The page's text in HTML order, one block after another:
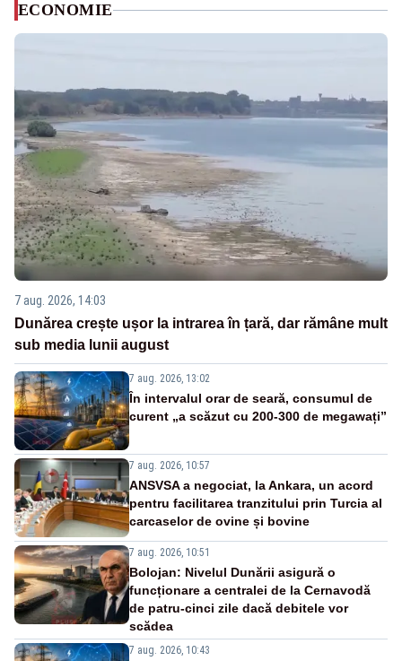
ECONOMIE
7 aug. 2026, 14:03
Dunărea crește ușor la intrarea în țară, dar rămâne mult
sub media lunii august
7 aug. 2026, 13:02
În intervalul orar de seară, consumul de
curent „a scăzut cu 200-300 de megawați”
7 aug. 2026, 10:57
ANSVSA a negociat, la Ankara, un acord
pentru facilitarea tranzitului prin Turcia al
carcaselor de ovine și bovine
7 aug. 2026, 10:51
Bolojan: Nivelul Dunării asigură o
funcționare a centralei de la Cernavodă
de patru-cinci zile dacă debitele vor
scădea
7 aug. 2026, 10:43